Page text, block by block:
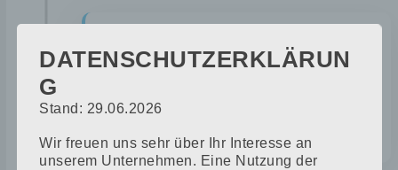
EINSTIEG HANS FREUDENFELD
Familienbetrieb Freudenfeld.
DATENSCHUTZERKLÄRUN
G
Stand: 29.06.2026
Wir freuen uns sehr über Ihr Interesse an
unserem Unternehmen. Eine Nutzung der